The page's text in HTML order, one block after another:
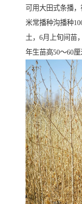
可用大田式条播
米常播种沟播种
土，6月上旬间苗
年生苗高50～60厘